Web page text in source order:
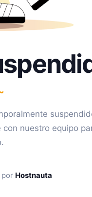
nuestro equipo
por Hostnauta